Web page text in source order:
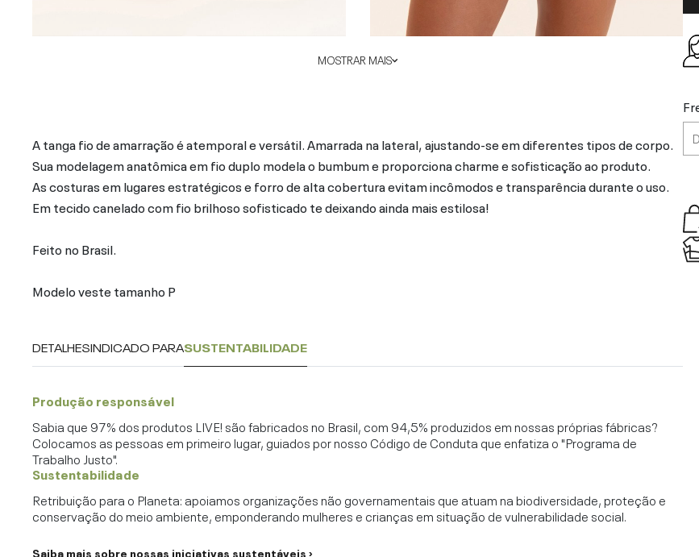
MOSTRAR MAIS
A tanga fio de amarração é atemporal e versátil. Amarrada na lateral, ajustando-se em diferentes tipos de corpo.
Sua modelagem anatômica em fio duplo modela o bumbum e proporciona charme e sofisticação ao produto.
As costuras em lugares estratégicos e forro de alta cobertura evitam incômodos e transparência durante o uso.
Em tecido canelado com fio brilhoso sofisticado te deixando ainda mais estilosa!
Feito no Brasil.
Modelo veste tamanho P
DETALHESINDICADO PARASUSTENTABILIDADE
Produção responsável
Sabia que 97% dos produtos LIVE! são fabricados no Brasil, com 94,5% produzidos em nossas próprias fábricas?
Colocamos as pessoas em primeiro lugar, guiados por nosso Código de Conduta que enfatiza o "Programa de
Trabalho Justo".
Sustentabilidade
Retribuição para o Planeta: apoiamos organizações não governamentais que atuam na biodiversidade, proteção e
conservação do meio ambiente, emponderando mulheres e crianças em situação de vulnerabilidade social.
Saiba mais sobre nossas iniciativas sustentáveis ›